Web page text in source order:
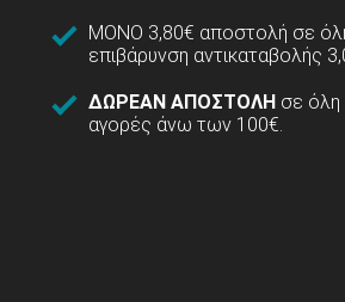
ΜΟΝΟ 3,80€ αποστολή σε
επιβάρυνση αντικαταβολής
ΔΩΡΕΑΝ ΑΠΟΣΤΟΛΗ σε όλη
αγορές άνω των 100€.